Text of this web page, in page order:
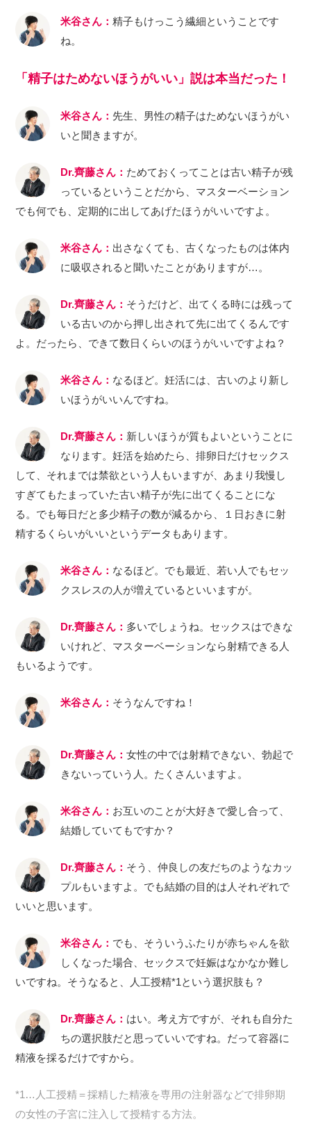
米谷さん：精子もけっこう繊細ということです
ね。
「精子はためないほうがいい」説は本当だった！
米谷さん： 先生、男性の精子はためないほうがい
いと聞きますが。
Dr.齊藤さん： ためておくってことは古い精子が残
っているということだから、マスターベーション
でも何でも、定期的に出してあげたほうがいいですよ。
米谷さん： 出さなくても、古くなったものは体内
に吸収されると聞いたことがありますが…。
Dr.齊藤さん： そうだけど、出てくる時には残って
いる古いのから押し出されて先に出てくるんです
よ。だったら、できて数日くらいのほうがいいですよね？
米谷さん： なるほど。妊活には、古いのより新し
いほうがいいんですね。
Dr.齊藤さん： 新しいほうが質もよいということに
なります。妊活を始めたら、排卵日だけセックス
して、それまでは禁欲という人もいますが、あまり我慢し
すぎてもたまっていた古い精子が先に出てくることにな
る。でも毎日だと多少精子の数が減るから、１日おきに射
精するくらいがいいというデータもあります。
米谷さん： なるほど。でも最近、若い人でもセッ
クスレスの人が増えているといいますが。
Dr.齊藤さん： 多いでしょうね。セックスはできな
いけれど、マスターベーションなら射精できる人
もいるようです。
米谷さん： そうなんですね！
Dr.齊藤さん：女性の中では射精できない、勃起で
きないっていう人。たくさんいますよ。
米谷さん： お互いのことが大好きで愛し合って、
結婚していてもですか？
Dr.齊藤さん： そう、仲良しの友だちのようなカッ
プルもいますよ。でも結婚の目的は人それぞれで
いいと思います。
米谷さん： でも、そういうふたりが赤ちゃんを欲
しくなった場合、セックスで妊娠はなかなか難し
いですね。そうなると、人工授精*1という選択肢も？
Dr.齊藤さん： はい。考え方ですが、それも自分た
ちの選択肢だと思っていいですね。だって容器に
精液を採るだけですから。
*1…人工授精＝採精した精液を専用の注射器などで排卵期
の女性の子宮に注入して授精する方法。